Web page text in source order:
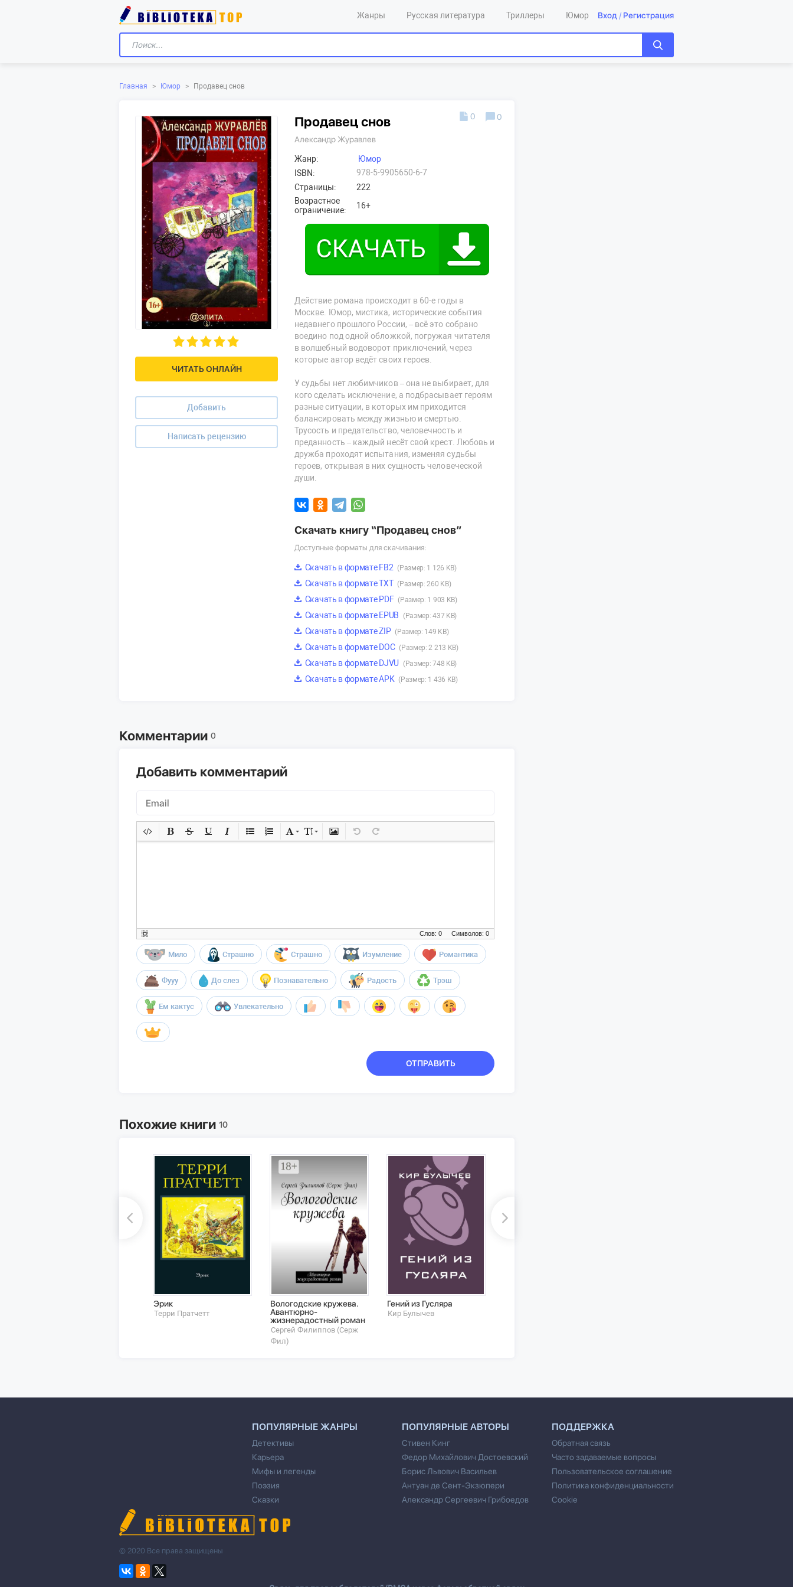
Жанры Русская литература Триллеры Юмор Вход / Регистрация
Главная > Юмор > Продавец снов
ЧИТАТЬ ОНЛАЙН
Добавить
Написать рецензию
Продавец снов
Александр Журавлев
Жанр:
Юмор
ISBN:
978-5-9905650-6-7
Страницы:
222
Возрастное
ограничение:
16+
Действие романа происходит в 60-е годы в
Москве. Юмор, мистика, исторические события
недавнего прошлого России, – всё это собрано
воедино под одной обложкой, погружая читателя
в волшебный водоворот приключений, через
которые автор ведёт своих героев.
У судьбы нет любимчиков – она не выбирает, для
кого сделать исключение, а подбрасывает героям
разные ситуации, в которых им приходится
балансировать между жизнью и смертью.
Трусость и предательство, человечность и
преданность – каждый несёт свой крест. Любовь и
дружба проходят испытания, изменяя судьбы
героев, открывая в них сущность человеческой
души.
0 0
Скачать книгу “Продавец снов”
Доступные форматы для скачивания:
Скачать в формате FB2 (Размер: 1 126 KB)
Скачать в формате TXT (Размер: 260 KB)
Скачать в формате PDF (Размер: 1 903 KB)
Скачать в формате EPUB (Размер: 437 KB)
Скачать в формате ZIP (Размер: 149 KB)
Скачать в формате DOC (Размер: 2 213 KB)
Скачать в формате DJVU (Размер: 748 KB)
Скачать в формате APK (Размер: 1 436 KB)
Комментарии 0
Добавить комментарий
Символов: 0
Слов: 0
Мило Страшно Страшно Изумление Романтика
Фууу До слез Познавательно Радость Трэш
Ем кактус Увлекательно
ОТПРАВИТЬ
Похожие книги 10
Эрик
Терри Пратчетт
Вологодские кружева.
Авантюрно-
жизнерадостный роман
Сергей Филиппов (Серж
Фил)
Гений из Гусляра
Кир Булычев
ПОПУЛЯРНЫЕ ЖАНРЫ
Детективы
Карьера
Мифы и легенды
Поэзия
Сказки
ПОПУЛЯРНЫЕ АВТОРЫ
Стивен Кинг
Федор Михайлович Достоевский
Борис Львович Васильев
Антуан де Сент-Экзюпери
Александр Сергеевич Грибоедов
ПОДДЕРЖКА
Обратная связь
Часто задаваемые вопросы
Пользовательское соглашение
Политика конфиденциальности
Cookie
© 2020 Все права защищены